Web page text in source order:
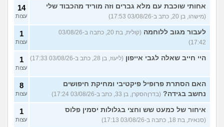
אחותי שוכבת עם מלא גברים וזה מוריד מהכבוד שלי
(מישהו, בן 20, כתב ב-03/08/26 17:53)
14
עצות
לעבור מגוב ללוחמה
(קולית, בת 20, כתבה ב-03/08/26
17:42)
1
עצות
היי חייב שאלה לגבי אייפון (ליעוז, בן 28, כתב ב-03/08/26 17:33) 1
עצות
האם הסתרת פרופיל פיקטיבי ומחיקת חיפושים
נחשב בגידה? (בדרןהסקרן, בן 33, כתב ב-03/08/26 17:24)
8
עצות
איחור של כמעט שש וחצי בגלולות יסמין פלוס
(סנאית, בת 18, כתבה ב-03/08/26 17:13)
1
עצות